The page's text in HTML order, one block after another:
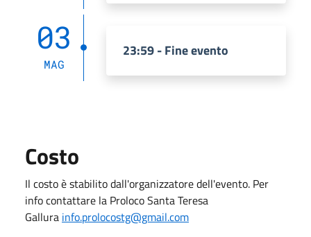
03
MAG
23:59 - Fine evento
Costo
Il costo è stabilito dall'organizzatore dell'evento. Per
info contattare la Proloco Santa Teresa
Gallura info.prolocostg@gmail.com